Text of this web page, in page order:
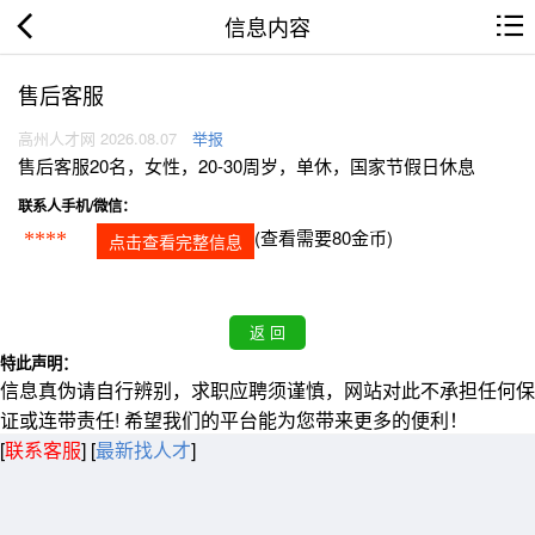
信息内容
售后客服
高州人才网 2026.08.07 举报
售后客服20名，女性，20-30周岁，单休，国家节假日休息
联系人手机/微信：
**** 点击查看完整信息 (查看需要80金币)
特此声明：
信息真伪请自行辨别，求职应聘须谨慎，网站对此不承担任何保
证或连带责任! 希望我们的平台能为您带来更多的便利！
[联系客服] [最新找人才]